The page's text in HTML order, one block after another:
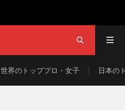
世界のトッププロ・女子 日本の